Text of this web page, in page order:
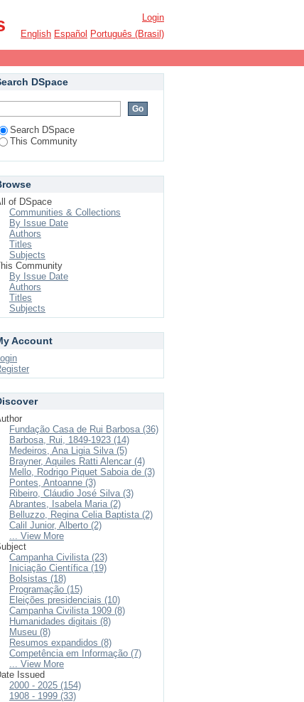
Login
English Español Português (Brasil)
DSpace
Search DSpace
This Community
of DSpace
Communities & Collections
By Issue Date
Authors
Titles
Subjects
Community
By Issue Date
Authors
Titles
Subjects
Account
Fundação Casa de Rui Barbosa (36)
Barbosa, Rui, 1849-1923 (14)
Medeiros, Ana Ligia Silva (5)
Brayner, Aquiles Ratti Alencar (4)
Mello, Rodrigo Piquet Saboia de (3)
Pontes, Antoanne (3)
Ribeiro, Cláudio José Silva (3)
Abrantes, Isabela Maria (2)
Belluzzo, Regina Celia Baptista (2)
Calil Junior, Alberto (2)
... View More
Campanha Civilista (23)
Iniciação Científica (19)
Bolsistas (18)
Programação (15)
Eleições presidenciais (10)
Campanha Civilista 1909 (8)
Humanidades digitais (8)
Museu (8)
Resumos expandidos (8)
Competência em Informação (7)
... View More
Issued
2000 - 2025 (154)
1908 - 1999 (33)